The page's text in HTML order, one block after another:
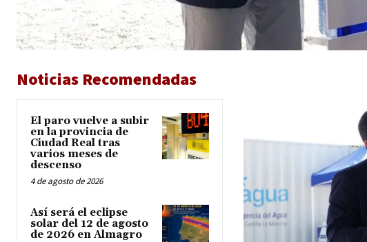
Noticias Recomendadas
El paro vuelve a subir
en la provincia de
Ciudad Real tras
varios meses de
descenso
4 de agosto de 2026
Así será el eclipse
solar del 12 de agosto
de 2026 en Almagro